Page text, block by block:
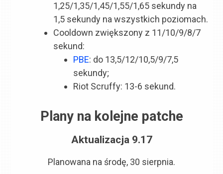
1,25/1,35/1,45/1,55/1,65 sekundy na
1,5 sekundy na wszystkich poziomach.
Cooldown zwiększony z 11/10/9/8/7
sekund:
PBE: do 13,5/12/10,5/9/7,5
sekundy;
Riot Scruffy: 13-6 sekund.
Plany na kolejne patche
Aktualizacja 9.17
Planowana na środę, 30 sierpnia.